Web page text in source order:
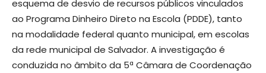
esquema de desvio de recursos públicos vinculados
ao Programa Dinheiro Direto na Escola (PDDE), tanto
na modalidade federal quanto municipal, em escolas
da rede municipal de Salvador. A investigação é
conduzida no âmbito da 5ª Câmara de Coordenação